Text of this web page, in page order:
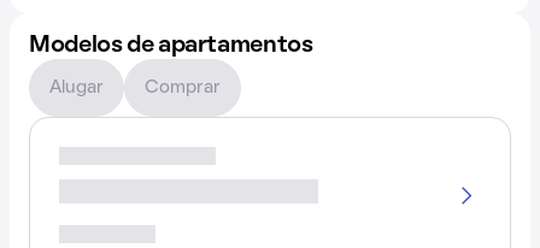
Modelos de apartamentos
Alugar Comprar